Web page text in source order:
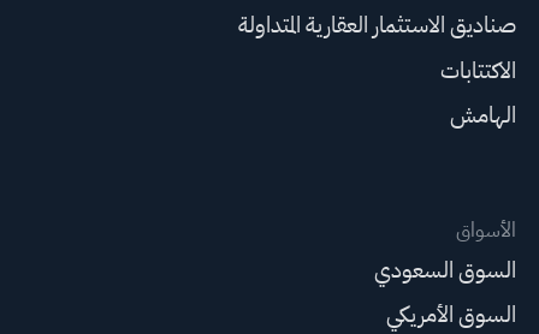
صناديق الاستثمار العقارية المتداولة
الاكتتابات
الهامش
الأسواق
السوق السعودي
السوق الأمريكي